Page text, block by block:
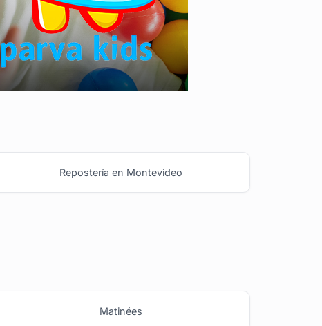
Repostería en Montevideo
Matinées